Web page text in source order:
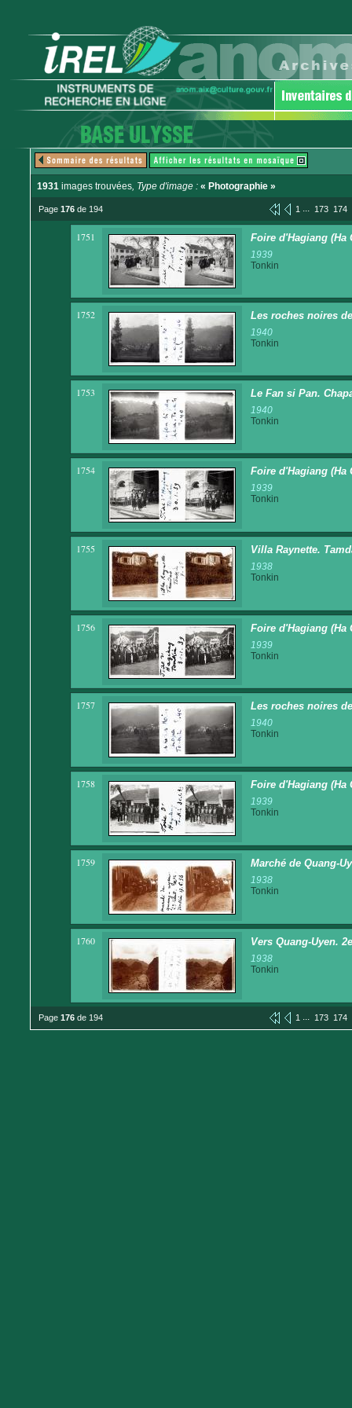
1931 images trouvées, Type d'image : « Photographie »
Page 176 de 194 1 ... 173 174
1751 Foire d'Hagiang (Ha
1939
Tonkin
1752 Les roches noires
1940
Tonkin
1753 Le Fan si Pan.
1940
Tonkin
1754 Foire d'Hagiang (Ha
1939
Tonkin
1755 Villa Raynette.
1938
Tonkin
1756 Foire d'Hagiang (Ha
1939
Tonkin
1757 Les roches noires
1940
Tonkin
1758 Foire d'Hagiang (Ha
1939
Tonkin
1759 Marché de Quang-
1938
Tonkin
1760 Vers Quang-Uyen.
1938
Tonkin
Page 176 de 194 1 ... 173 174